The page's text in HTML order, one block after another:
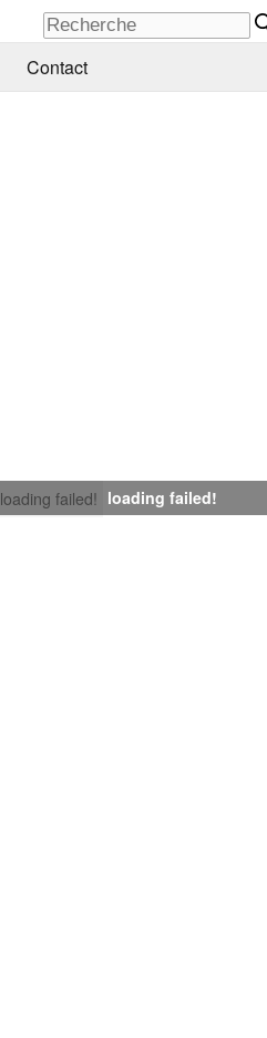
Contact
loading failed! loading failed!